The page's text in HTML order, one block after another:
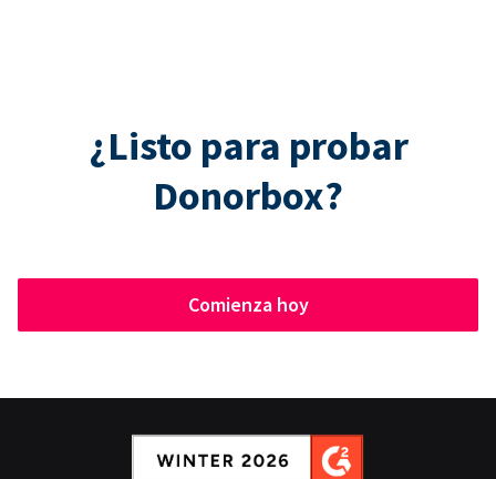
¿Listo para probar
Donorbox?
Comienza hoy